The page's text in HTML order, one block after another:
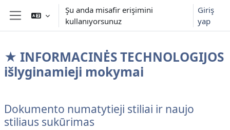
Yan panel
Şu anda misafir erişimini
kullanıyorsunuz
Giriş
yap
★ INFORMACINĖS TECHNOLOGIJOS
išlyginamieji mokymai
Bölüm anahatları
Dokumento numatytieji stiliai ir naujo
stiliaus sukūrimas